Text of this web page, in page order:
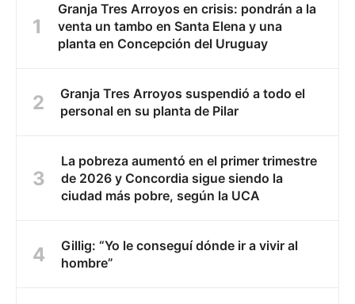
Granja Tres Arroyos en crisis: pondrán a la
venta un tambo en Santa Elena y una
planta en Concepción del Uruguay
Granja Tres Arroyos suspendió a todo el
personal en su planta de Pilar
La pobreza aumentó en el primer trimestre
de 2026 y Concordia sigue siendo la
ciudad más pobre, según la UCA
Gillig: “Yo le conseguí dónde ir a vivir al
hombre”